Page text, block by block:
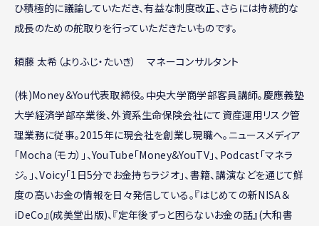
ひ積極的に議論していただき、有益な制度改正、さらには持続的な
成長のための舵取りを行っていただきたいものです。
頼藤 太希（よりふじ・たいき） マネーコンサルタント
(株)Money＆You代表取締役。中央大学商学部客員講師。慶應義塾
大学経済学部卒業後、外資系生命保険会社にて資産運用リスク管
理業務に従事。2015年に現会社を創業し現職へ。ニュースメディア
「Mocha（モカ）」、YouTube「Money&YouTV」、Podcast「マネラ
ジ。」、Voicy「1日5分でお金持ちラジオ」、書籍、講演などを通じて鮮
度の高いお金の情報を日々発信している。『はじめての新NISA＆
iDeCo』(成美堂出版)、『定年後ずっと困らないお金の話』(大和書